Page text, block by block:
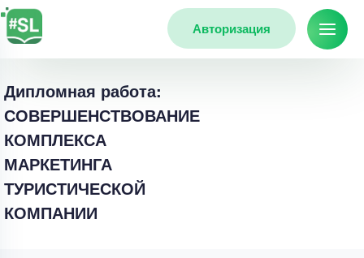
Авторизация
Дипломная работа:
СОВЕРШЕНСТВОВАНИЕ
КОМПЛЕКСА
МАРКЕТИНГА
ТУРИСТИЧЕСКОЙ
КОМПАНИИ